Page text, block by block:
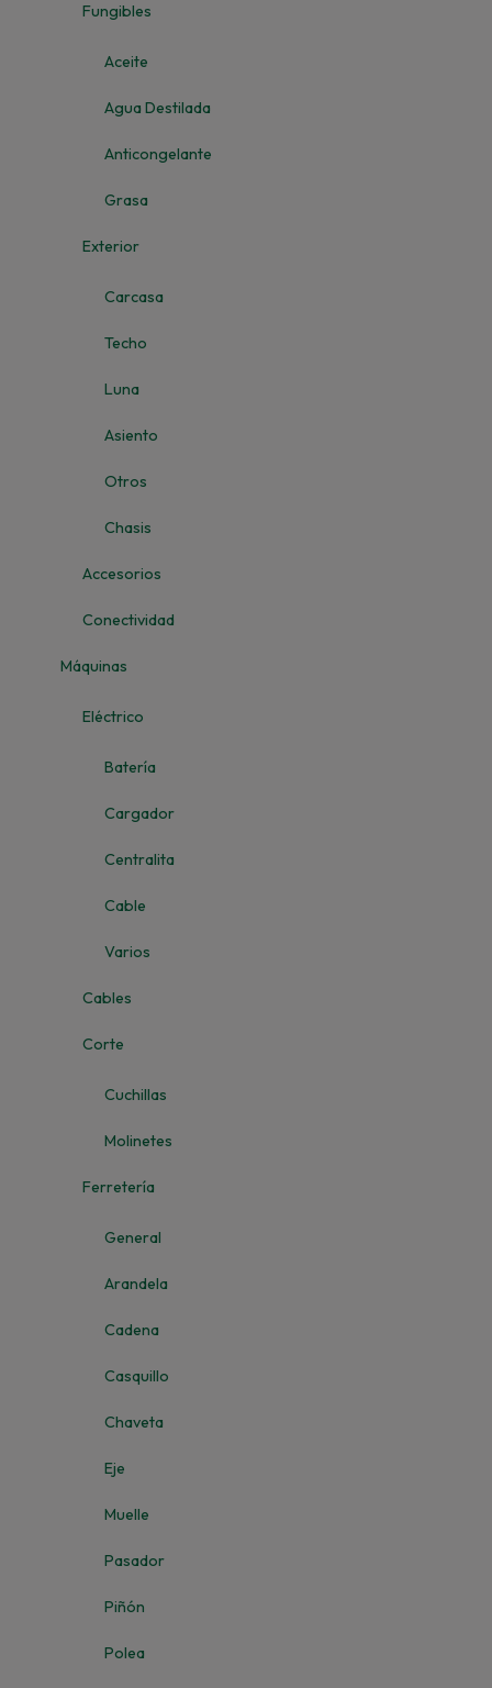
Fungibles
Aceite
Agua Destilada
Anticongelante
Grasa
Exterior
Carcasa
Techo
Luna
Asiento
Otros
Chasis
Accesorios
Conectividad
Máquinas
Eléctrico
Batería
Cargador
Centralita
Cable
Varios
Cables
Corte
Cuchillas
Molinetes
Ferretería
General
Arandela
Cadena
Casquillo
Chaveta
Eje
Muelle
Pasador
Piñón
Polea